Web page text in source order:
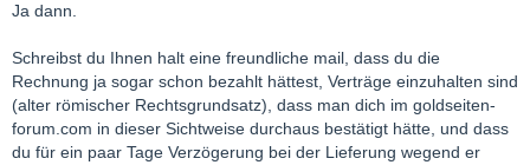
Ja dann.
Schreibst du Ihnen halt eine freundliche mail, dass du die
Rechnung ja sogar schon bezahlt hättest, Verträge einzuhalten sind
(alter römischer Rechtsgrundsatz), dass man dich im goldseiten-
forum.com in dieser Sichtweise durchaus bestätigt hätte, und dass
du für ein paar Tage Verzögerung bei der Lieferung wegend er